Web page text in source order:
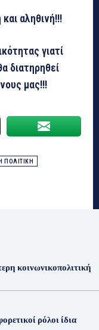
και αληθινή!!!
γιατί
διατηρηθεί
μας!!!
ΠΟΛΙΤΙΚΗ
κοινωνικοπολιτική
ρόλοι ίδια